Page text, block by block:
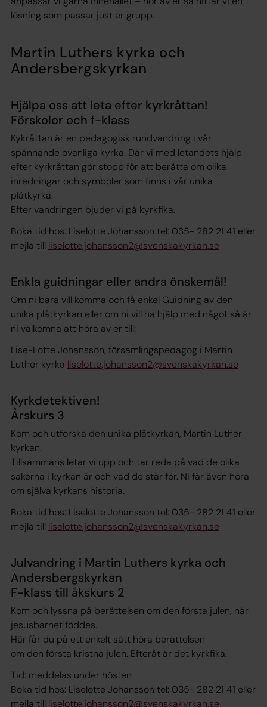
lösning som passar just er grupp.
Martin Luthers kyrka och
Andersbergskyrkan
Hjälpa oss att leta efter kyrkråttan!
Förskolor och f-klass
Kykråttan är en pedagogisk rundvandring i vår
spännande ovanliga kyrka. Där vi med letandets hjälp
efter kyrkråttan gör stopp för att berätta om olika
inredningar och symboler som finns i vår unika
plåtkyrka.
Efter vandringen bjuder vi på kyrkfika.
Boka tid hos: Liselotte Johansson tel: 035- 282 21 41 eller
mejla till liselotte.johansson2@svenskakyrkan.se
Enkla guidningar eller andra önskemål!
Om ni bara vill komma och få enkel Guidning av den
unika plåtkyrkan eller om ni vill ha hjälp med något så är
ni välkomna att höra av er till:
Lise-Lotte Johansson, församlingspedagog i Martin
Luther kyrka liselotte.johansson2@svenskakyrkan.se
Kyrkdetektiven!
Årskurs 3
Kom och utforska den unika plåtkyrkan, Martin Luther
kyrkan.
Tillsammans letar vi upp och tar reda på vad de olika
sakerna i kyrkan är och vad de står för. Ni får även höra
om själva kyrkans historia.
Boka tid hos: Liselotte Johansson tel: 035- 282 21 41 eller
mejla till liselotte.johansson2@svenskakyrkan.se
Julvandring i Martin Luthers kyrka och
Andersbergskyrkan
F-klass till åkskurs 2
Kom och lyssna på berättelsen om den första julen, när
jesusbarnet föddes.
Här får du på ett enkelt sätt höra berättelsen
om den första kristna julen. Efteråt är det kyrkfika.
Tid: meddelas under hösten
Boka tid hos: Liselotte Johansson tel: 035- 282 21 41 eller
mejla till liselotte.johansson2@svenskakyrkan.se